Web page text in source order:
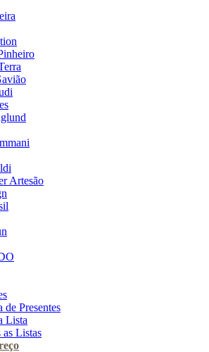
Artesão
de Presentes
Lista
as Listas